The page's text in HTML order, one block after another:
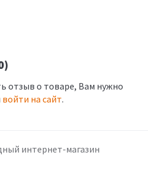
отзыв о товаре, Вам нужно
войти на сайт.
интернет-магазин